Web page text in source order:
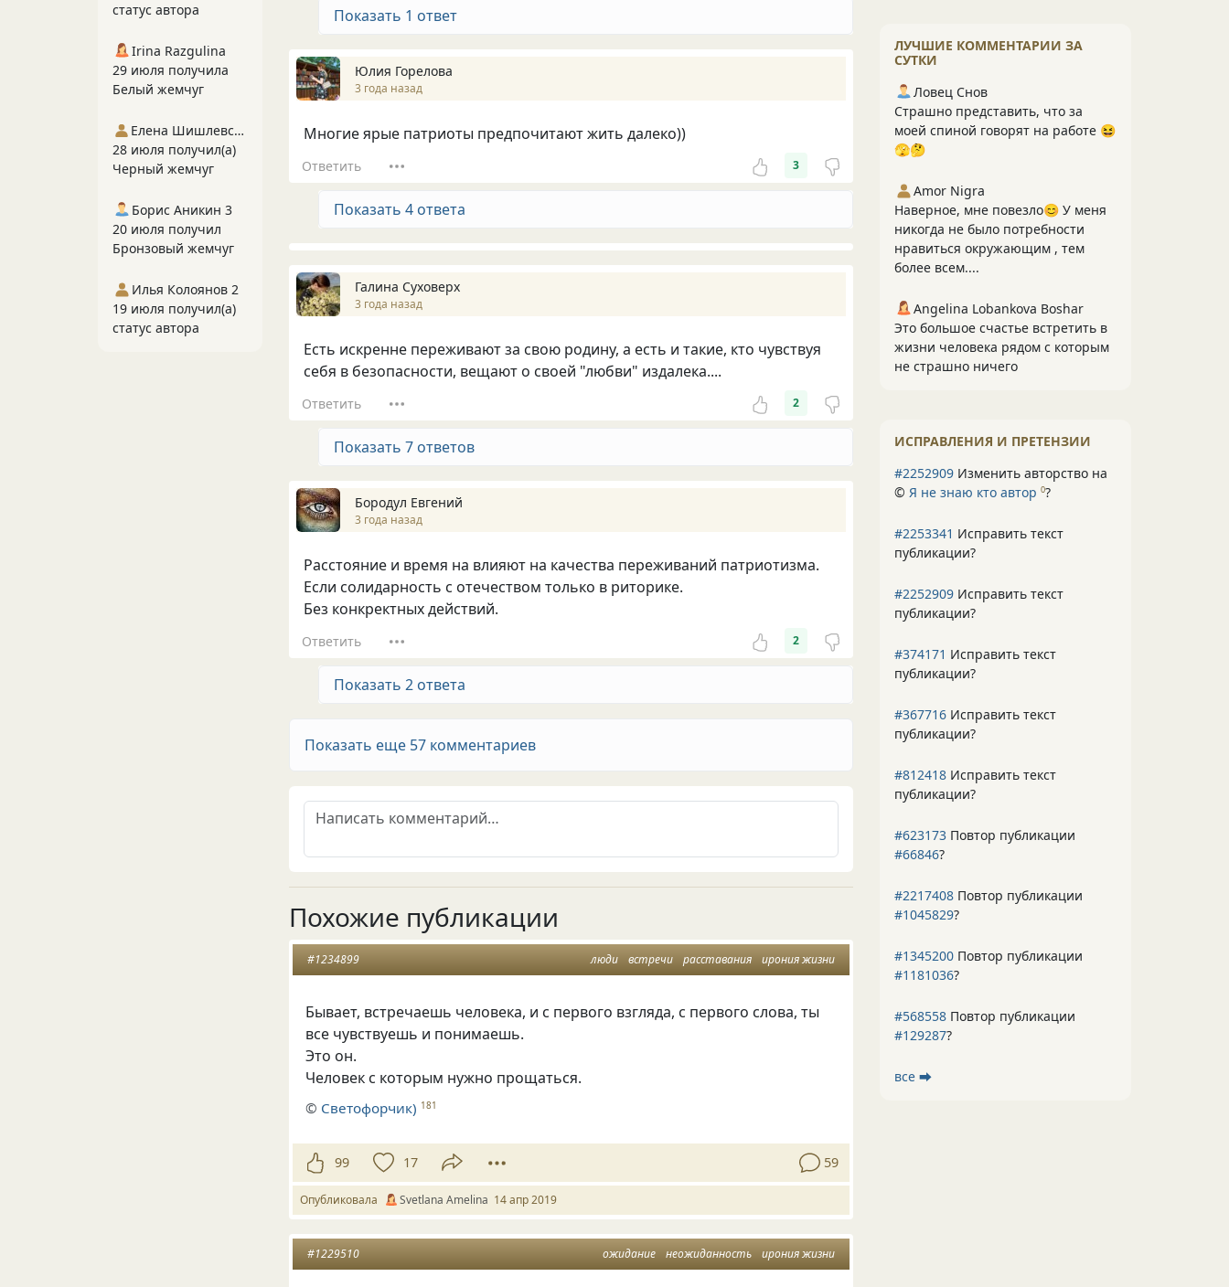
Показать 1 ответ
Юлия Горелова
3 года назад
Многие ярые патриоты предпочитают жить далеко))
Ответить 3
Показать 4 ответа
Галина Суховерх
3 года назад
Есть искренне переживают за свою родину, а есть и такие, кто чувствуя
себя в безопасности, вещают о своей "любви" издалека....
Ответить 2
Показать 7 ответов
Бородул Евгений
3 года назад
Расстояние и время на влияют на качества переживаний патриотизма.
Если солидарность с отечеством только в риторике.
Без конкректных действий.
Ответить 2
Показать 2 ответа
Показать еще 57 комментариев
Похожие публикации
люди встречи расставания ирония жизни
#1234899
Бывает, встречаешь человека, и с первого взгляда, с первого слова, ты
все чувствуешь и понимаешь.
Это он.
Человек с которым нужно прощаться.
© Светофорчик) 181
99 17 59
Опубликовала Svetlana Amelina 14 апр 2019
ожидание неожиданность ирония жизни
#1229510
ЛУЧШИЕ КОММЕНТАРИИ ЗА
СУТКИ
Ловец Снов
Страшно представить, что за
моей спиной говорят на работе 😆
🫣🤔
Amor Nigra
Наверное, мне повезло😊 У меня
никогда не было потребности
нравиться окружающим , тем
более всем....
Angelina Lobankova Boshar
Это большое счастье встретить в
жизни человека рядом с которым
не страшно ничего
ИСПРАВЛЕНИЯ И ПРЕТЕНЗИИ
#2252909 Изменить авторство на
© Я не знаю кто автор 0?
#2253341 Исправить текст
публикации?
#2252909 Исправить текст
публикации?
#374171 Исправить текст
публикации?
#367716 Исправить текст
публикации?
#812418 Исправить текст
публикации?
#623173 Повтор публикации
#66846?
#2217408 Повтор публикации
#1045829?
#1345200 Повтор публикации
#1181036?
#568558 Повтор публикации
#129287?
все ⮕
статус автора
Irina Razgulina
29 июля получила
Белый жемчуг
Елена Шишлевская
28 июля получил(а)
Черный жемчуг
Борис Аникин 3
20 июля получил
Бронзовый жемчуг
Илья Колоянов 2
19 июля получил(а)
статус автора